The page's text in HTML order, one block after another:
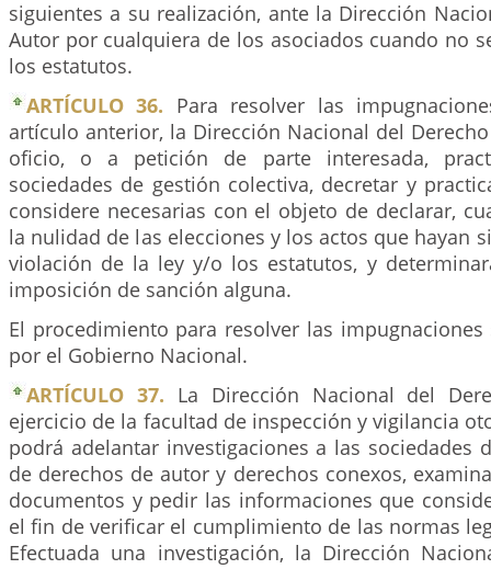
siguientes a su realización, ante la Dirección
Autor por cualquiera de los asociados cuando no
los estatutos.
ARTÍCULO 36. Para resolver las
artículo anterior, la Dirección Nacional del
oficio, o a petición de parte interesada,
sociedades de gestión colectiva, decretar y
considere necesarias con el objeto de declarar,
la nulidad de las elecciones y los actos que hayan
violación de la ley y/o los estatutos, y
imposición de sanción alguna.
El procedimiento para resolver las
por el Gobierno Nacional.
ARTÍCULO 37. La Dirección Nacional del
ejercicio de la facultad de inspección y vigilancia
podrá adelantar investigaciones a las sociedades
de derechos de autor y derechos conexos,
documentos y pedir las informaciones que
el fin de verificar el cumplimiento de las normas
Efectuada una investigación, la Dirección